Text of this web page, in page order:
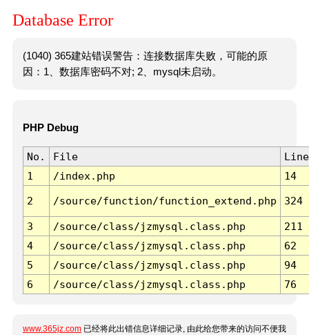
Database Error
(1040) 365建站错误警告：连接数据库失败，可能的原
因：1、数据库密码不对; 2、mysql未启动。
PHP Debug
No. File
Line
1
/index.php 14
2 /source/function/function_extend.php 324
3 /source/class/jzmysql.class.php
211
4
/source/class/jzmysql.class.php
62
5
/source/class/jzmysql.class.php
94
6
/source/class/jzmysql.class.php 76
www.365jz.com 已经将此出错信息详细记录, 由此给您带来的访问不便我